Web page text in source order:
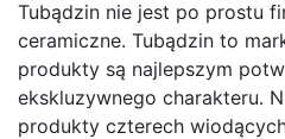
Tubądzin nie jest po prostu
ceramiczne. Tubądzin to
produkty są najlepszym
ekskluzywnego charakteru.
produkty czterech